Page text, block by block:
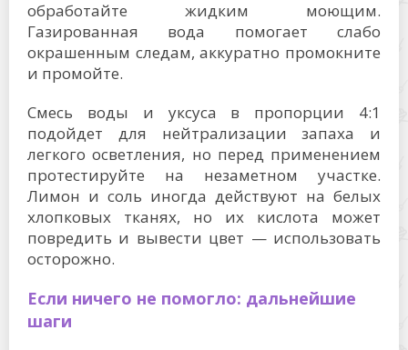
обработайте жидким моющим.
Газированная вода помогает слабо
окрашенным следам, аккуратно промокните
и промойте.
Смесь воды и уксуса в пропорции 4:1
подойдет для нейтрализации запаха и
легкого осветления, но перед применением
протестируйте на незаметном участке.
Лимон и соль иногда действуют на белых
хлопковых тканях, но их кислота может
повредить и вывести цвет — использовать
осторожно.
Если ничего не помогло: дальнейшие
шаги